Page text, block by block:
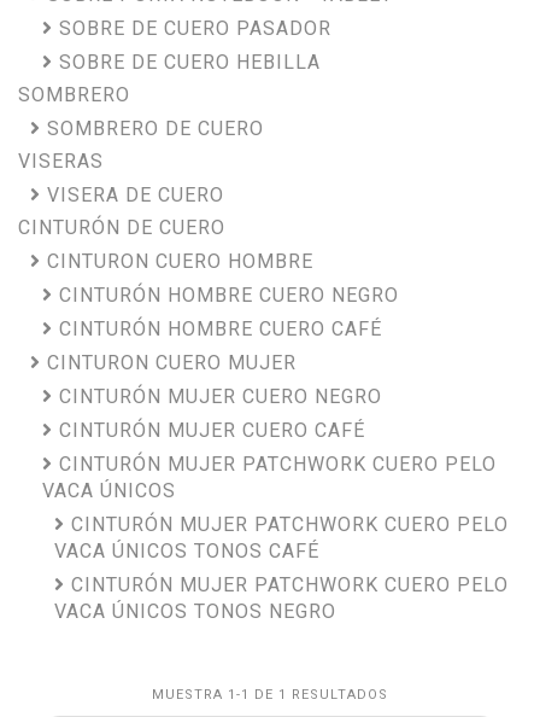
SOBRE DE CUERO PASADOR
SOBRE DE CUERO HEBILLA
SOMBRERO
SOMBRERO DE CUERO
VISERAS
VISERA DE CUERO
CINTURÓN DE CUERO
CINTURON CUERO HOMBRE
CINTURÓN HOMBRE CUERO NEGRO
CINTURÓN HOMBRE CUERO CAFÉ
CINTURON CUERO MUJER
CINTURÓN MUJER CUERO NEGRO
CINTURÓN MUJER CUERO CAFÉ
CINTURÓN MUJER PATCHWORK CUERO PELO
VACA ÚNICOS
CINTURÓN MUJER PATCHWORK CUERO PELO
VACA ÚNICOS TONOS CAFÉ
CINTURÓN MUJER PATCHWORK CUERO PELO
VACA ÚNICOS TONOS NEGRO
MUESTRA 1-1 DE 1 RESULTADOS